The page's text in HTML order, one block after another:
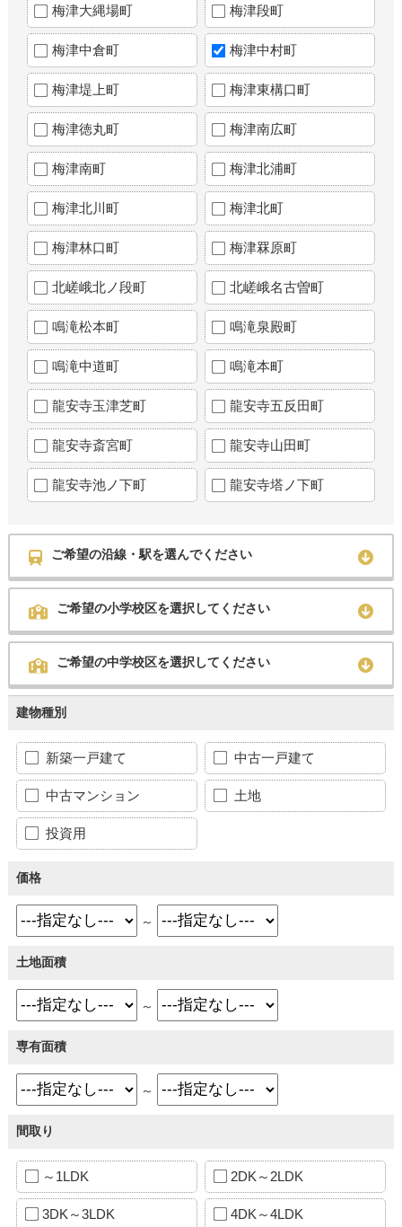
梅津大縄場町 梅津段町
梅津中倉町 梅津中村町
梅津堤上町 梅津東構口町
梅津徳丸町 梅津南広町
梅津南町 梅津北浦町
梅津北川町 梅津北町
梅津林口町 梅津罧原町
北嵯峨北ノ段町 北嵯峨名古曽町
鳴滝松本町 鳴滝泉殿町
鳴滝中道町 鳴滝本町
龍安寺玉津芝町 龍安寺五反田町
龍安寺斎宮町 龍安寺山田町
龍安寺池ノ下町 龍安寺塔ノ下町
ご希望の沿線・駅を選んでください
ご希望の小学校区を選択してください
ご希望の中学校区を選択してください
建物種別
新築一戸建て 中古一戸建て
中古マンション 土地
投資用
価格
～
土地面積
～
専有面積
～
間取り
～1LDK 2DK～2LDK
3DK～3LDK 4DK～4LDK